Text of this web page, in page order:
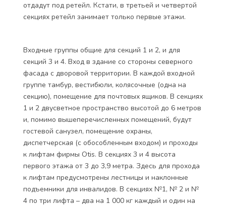
отдадут под ретейл. Кстати, в третьей и четвертой
секциях ретейл занимает только первые этажи.
Входные группы общие для секций 1 и 2, и для
секций 3 и 4. Вход в здание со стороны северного
фасада с дворовой территории. В каждой входной
группе тамбур, вестибюли, колясочные (одна на
секцию), помещение для почтовых ящиков. В секциях
1 и 2 двусветное пространство высотой до 6 метров
и, помимо вышеперечисленных помещений, будут
гостевой санузел, помещение охраны,
диспетчерская (с обособленным входом) и проходы
к лифтам фирмы Otis. В секциях 3 и 4 высота
первого этажа от 3 до 3,9 метра. Здесь для прохода
к лифтам предусмотрены лестницы и наклонные
подъемники для инвалидов. В секциях №1, № 2 и №
4 по три лифта – два на 1 000 кг каждый и один на